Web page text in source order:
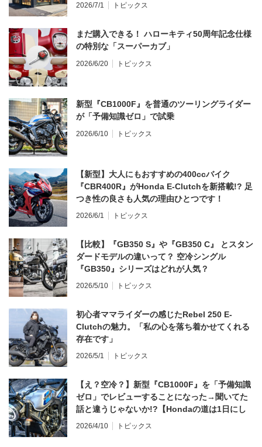
2026/7/1 トピックス
まだ購入できる！ ハローキティ50周年記念仕様
の特別な「スーパーカブ」
2026/6/20 トピックス
新型『CB1000F』を普通のツーリングライダー
が「予備知識ゼロ」で試乗
2026/6/10 トピックス
【新型】大人にもおすすめの400ccバイク
『CBR400R』がHonda E-Clutchを新搭載!? 足
つき性の良さも人気の理由ひとつです！
2026/6/1 トピックス
【比較】『GB350 S』や『GB350 C』 とスタン
ダードモデルの違いって？ 空冷シングル
『GB350』シリーズはどれが人気？
2026/5/10 トピックス
初心者ママライダーの感じたRebel 250 E-
Clutchの魅力。「私の心を落ち着かせてくれる
存在です」
2026/5/1 トピックス
【え？空冷？】新型『CB1000F』を「予備知識
ゼロ」でレビューすることになった→聞いてた
話と違うじゃないか!?【Hondaの道は1日にし
てならず／CB1000F ①第一印象 編】
2026/4/10 トピックス